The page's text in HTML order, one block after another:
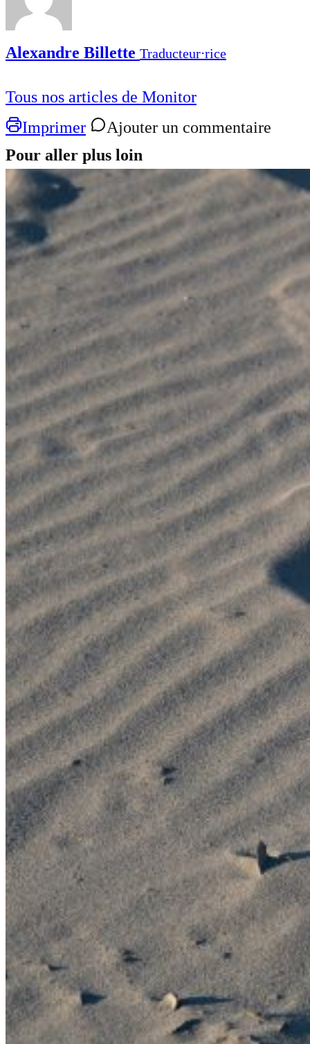
Alexandre Billette Traducteur⋅rice
Tous nos articles de Monitor
Imprimer
Ajouter un commentaire
Pour aller plus loin